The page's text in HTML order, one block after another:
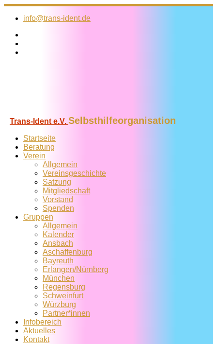
Zum
Inhalt
info@trans-ident.de
Trans-Ident e.V. Selbsthilfeorganisation
Startseite
Beratung
Verein
Allgemein
Vereins­geschichte
Satzung
Mitglied­schaft
Vorstand
Spenden
Gruppen
Allgemein
Kalender
Ansbach
Aschaffenburg
Bayreuth
Erlangen/Nürnberg
München
Regensburg
Schweinfurt
Würzburg
Partner*innen
Infobereich
Aktuelles
Kontakt